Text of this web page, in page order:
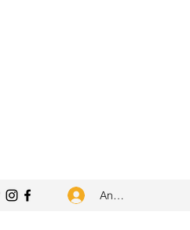
Anmelden